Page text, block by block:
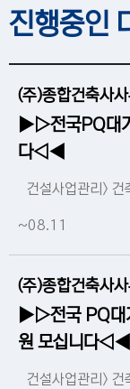
진행중인
(주)종합건축사
▶▷전국PQ대
다◁◀
건설사업관리> 건
~08.11
(주)종합건축사
▶▷전국 PQ대
원 모십니다◁◀
건설사업관리> 건